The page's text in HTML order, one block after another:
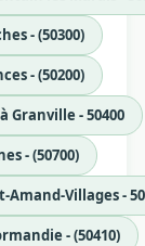
- (50300)
- (50200)
- 50400
- (50700)
Villages -
- (50410)